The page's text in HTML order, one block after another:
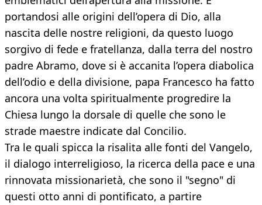
portandosi alle origini dell’opera di Dio, alla
nascita delle nostre religioni, da questo luogo
sorgivo di fede e fratellanza, dalla terra del nostro
padre Abramo, dove si è accanita l’opera diabolica
dell’odio e della divisione, papa Francesco ha fatto
ancora una volta spiritualmente progredire la
Chiesa lungo la dorsale di quelle che sono le
strade maestre indicate dal Concilio.
Tra le quali spicca la risalita alle fonti del Vangelo,
il dialogo interreligioso, la ricerca della pace e una
rinnovata missionarietà, che sono il "segno" di
questi otto anni di pontificato, a partire